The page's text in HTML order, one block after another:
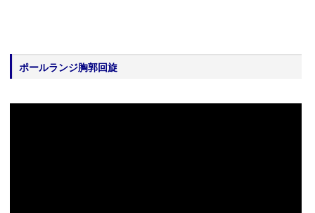
ポールランジ胸郭回旋